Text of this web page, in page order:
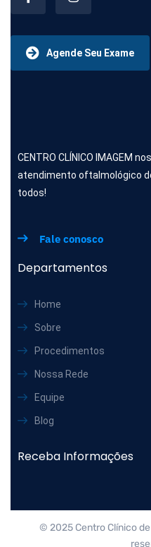
Agende Seu Exame
CENTRO CLÍNICO IMAGEM
atendimento oftalmológico
todos!
Fale conosco
Departamentos
Home
Sobre
Procedimentos
Nossa Rede
Equipe
Blog
Receba Informações
© 2025 Centro Clínico